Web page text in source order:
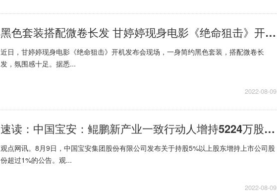
黑色套装搭配微卷长发 甘婷婷现身电影《绝命狙击》开机发布会现场
近日，甘婷婷现身电影《绝命狙击》开机发布会现场，一身简约黑色套装，搭配微卷长
发，氛围感十足。据悉...
2022-08-09
速读：中国宝安：鲲鹏新产业一致行动人增持5224万股 占总股本2.0255%
观点网讯。8月9日，中国宝安集团股份有限公司发布关于持股5%以上股东增持上市公司股
份超过1%的公告。观...
2022-08-09